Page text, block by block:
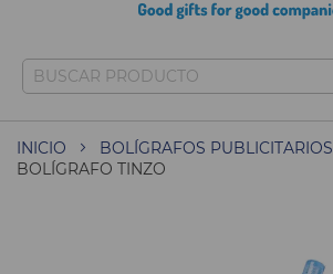
INICIO
BOLÍGRAFOS PUBLICITARIOS
BOLÍGRAFO TINZO